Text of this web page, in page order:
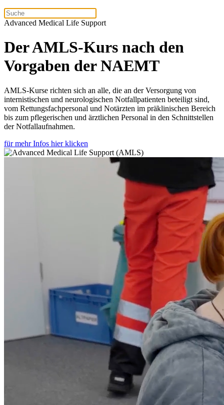
Advanced Medical Life Support
Der AMLS-Kurs nach den
Vorgaben der NAEMT
AMLS-Kurse richten sich an alle, die an der Versorgung von
internistischen und neurologischen Notfallpatienten beteiligt sind,
vom Rettungsfachpersonal und Notärzten im präklinischen Bereich
bis zum pflegerischen und ärztlichen Personal in den Schnittstellen
der Notfallaufnahmen.
für mehr Infos hier klicken